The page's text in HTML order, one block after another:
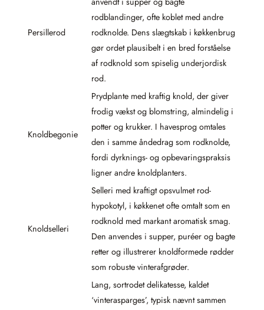
Persillerod
rodblandinger, ofte koblet med andre
rodknolde. Dens slægtskab i køkkenbrug
gør ordet plausibelt i en bred forståelse
af rodknold som spiselig underjordisk
rod.
Knoldbegonie
Prydplante med kraftig knold, der giver
frodig vækst og blomstring, almindelig i
potter og krukker. I havesprog omtales
den i samme åndedrag som rodknolde,
fordi dyrknings- og opbevaringspraksis
ligner andre knoldplanters.
Knoldselleri
Selleri med kraftigt opsvulmet rod-
hypokotyl, i køkkenet ofte omtalt som en
rodknold med markant aromatisk smag.
Den anvendes i supper, puréer og bagte
retter og illustrerer knoldformede rødder
som robuste vinterafgrøder.
Lang, sortrodet delikatesse, kaldet
‘vinterasparges’, typisk nævnt sammen